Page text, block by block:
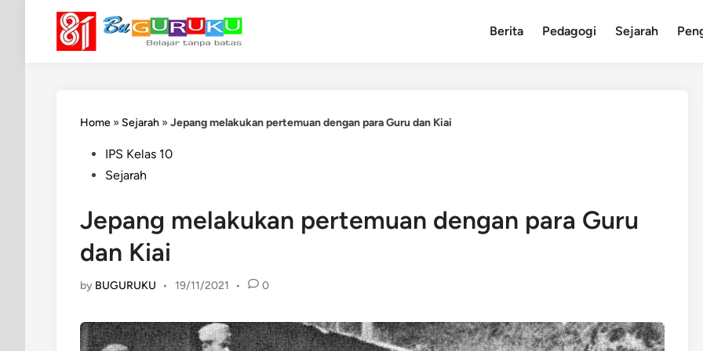
content
Berita Pedagogi Sejarah
Home » Sejarah »Jepang melakukan pertemuan dengan para Guru dan Kiai
PostedIPS Kelas 10
Sejarah
Jepang melakukan pertemuan dengan para Guru
dan Kiai
by BUGURUKU • 19/11/2021 • 0